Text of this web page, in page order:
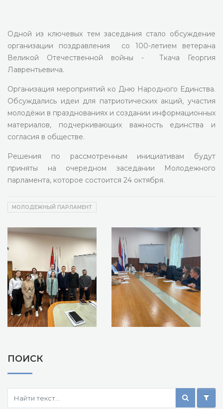
Одной из ключевых тем заседания стало обсуждение
организации поздравления со 100-летием ветерана
Великой Отечественной войны - Ткача Георгия
Лаврентьевича.
Организация мероприятий ко Дню Народного Единства.
Обсуждались идеи для патриотических акций, участия
молодёжи в празднованиях и создании информационных
материалов, подчеркивающих важность единства и
согласия в обществе.
Решения по рассмотренным инициативам будут
приняты на очередном заседании Молодежного
парламента, которое состоится 24 октября.
МОЛОДЕЖНЫЙ ПАРЛАМЕНТ
ПОИСК